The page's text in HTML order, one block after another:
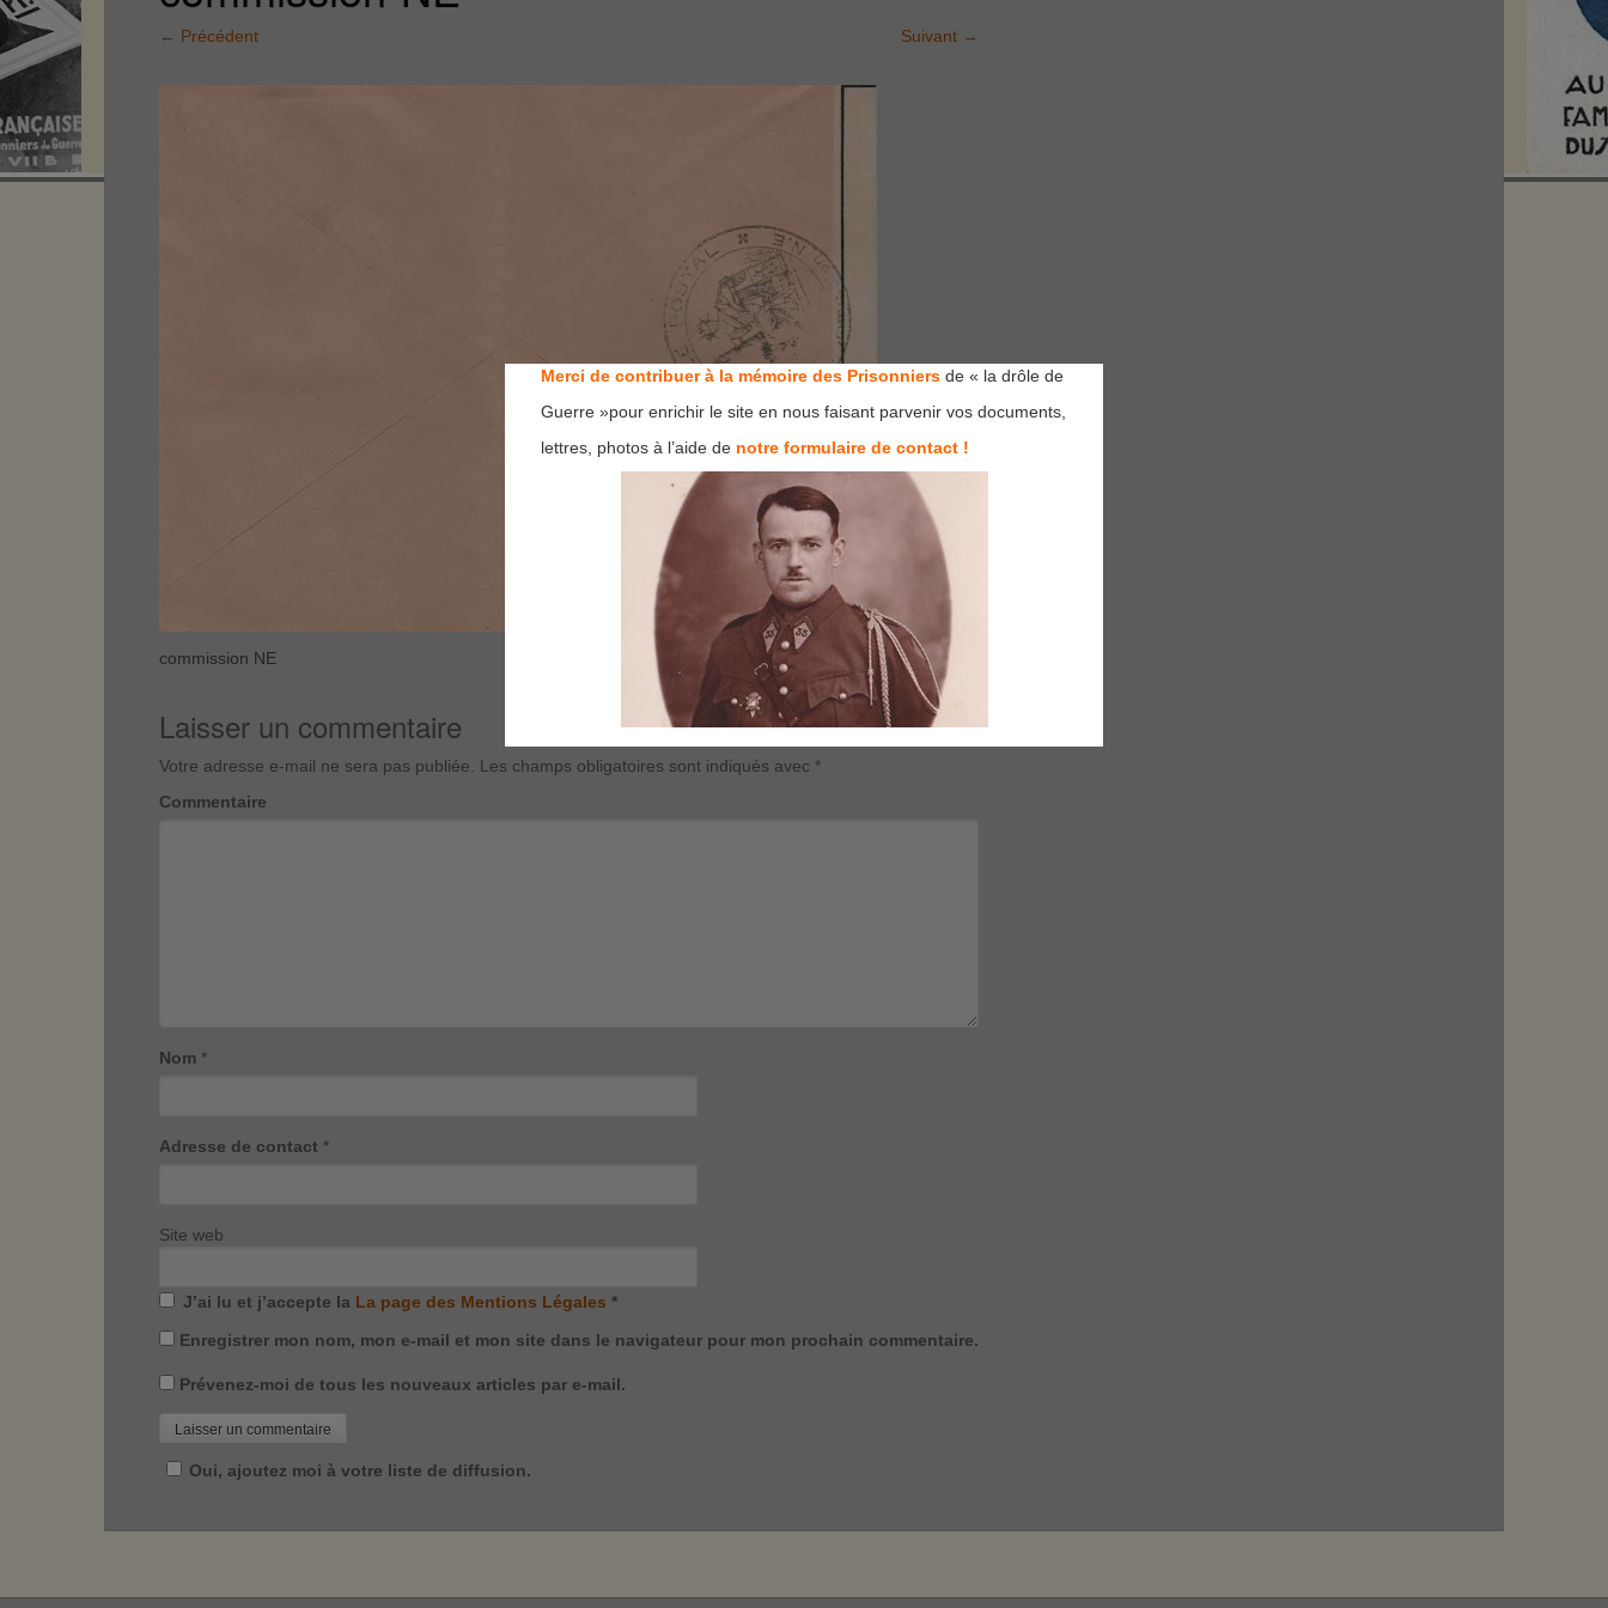
← Précédent Suivant →
commission NE
Laisser un commentaire
Votre adresse e-mail ne sera pas publiée. Les champs obligatoires sont indiqués avec *
Commentaire
Nom *
Adresse de contact *
Site web
J’ai lu et j’accepte la La page des Mentions Légales *
Enregistrer mon nom, mon e-mail et mon site dans le navigateur pour mon prochain commentaire.
Prévenez-moi de tous les nouveaux articles par e-mail.
Oui, ajoutez moi à votre liste de diffusion.
Merci de contribuer à la mémoire des Prisonniers de « la drôle de
Guerre »pour enrichir le site en nous faisant parvenir vos documents,
lettres, photos à l’aide de notre formulaire de contact !